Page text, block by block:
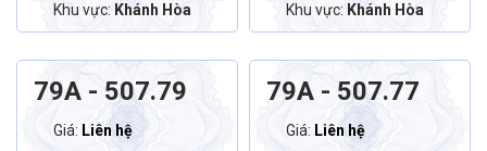
Khu vực: Khánh Hòa
Khu vực: Khánh Hòa
79A - 507.79
Giá: Liên hệ
79A - 507.77
Giá: Liên hệ